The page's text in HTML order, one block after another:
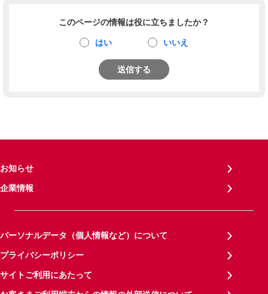
このページの情報は役に立ちましたか？
はい いいえ
送信する
お知らせ
企業情報
パーソナルデータ（個人情報など）について
プライバシーポリシー
サイトご利用にあたって